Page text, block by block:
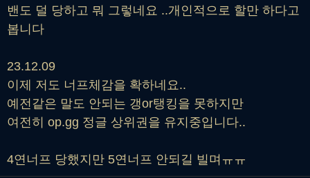
밴도 덜 당하고 뭐 그렇네요 ..개인적으로 할만 하다고
봅니다
23.12.09
이제 저도 너프체감을 확하네요..
예전같은 말도 안되는 갱or탱킹을 못하지만
여전히 op.gg 정글 상위권을 유지중입니다..
4연너프 당했지만 5연너프 안되길 빌며ㅠㅠ